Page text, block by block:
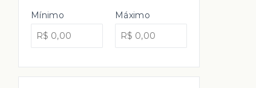
Mínimo Máximo